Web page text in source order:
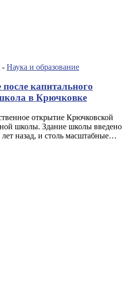
- Наука и образование
капитального
в Крючковке
открытие Крючковской
школы. Здание школы введено
назад, и столь масштабные…